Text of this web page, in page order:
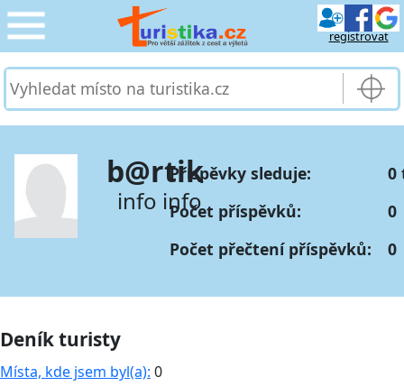
registrovat
CESTOVÁNÍ
SLUŽBY & DOPRAVA ›
PRO TURISTY ›
MOJE TURISTIKA
b@rtik
info info
Příspěvky sleduje:
0
Počet příspěvků:
0
Počet přečtení příspěvků:
0
Deník turisty
Místa, kde jsem byl(a): 0